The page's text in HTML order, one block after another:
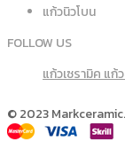
แก้วนิวโบน
FOLLOW US
แก้วเซรามิค แก้
© 2023